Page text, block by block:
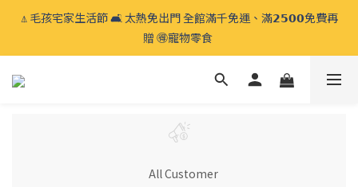
⍋ 毛孩宅家生活節 🛋️ 太熱免出門 全館滿千免運、滿𝟮𝟱𝟬𝟬免費再
贈 🉐️寵物零食
⍋ 毛孩宅家生活節 🛋️ 太熱免出門 全館滿千免運、滿𝟮𝟱𝟬𝟬免費再
贈 🉐️寵物零食
睡床系列換洗布套 🧼 加購優惠 𝟱折起🫧 睡床常清潔換洗，遠離塵
⍋ 毛孩宅家生活節 🛋️ 太熱免出門 全館滿千免運、滿𝟮𝟱𝟬𝟬免費再
All Customer